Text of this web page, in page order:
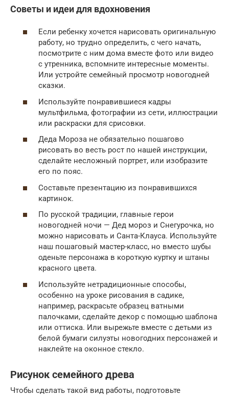
Советы и идеи для вдохновения
Если ребенку хочется нарисовать оригинальную
работу, но трудно определить, с чего начать,
посмотрите с ним дома вместе фото или видео
с утренника, вспомните интересные моменты.
Или устройте семейный просмотр новогодней
сказки.
Используйте понравившиеся кадры
мультфильма, фотографии из сети, иллюстрации
или раскраски для срисовки.
Деда Мороза не обязательно пошагово
рисовать во весть рост по нашей инструкции,
сделайте несложный портрет, или изобразите
его по пояс.
Составьте презентацию из понравившихся
картинок.
По русской традиции, главные герои
новогодней ночи — Дед мороз и Снегурочка, но
можно нарисовать и Санта-Клауса. Используйте
наш пошаговый мастер-класс, но вместо шубы
оденьте персонажа в короткую куртку и штаны
красного цвета.
Используйте нетрадиционные способы,
особенно на уроке рисования в садике,
например, раскрасьте образец ватными
палочками, сделайте декор с помощью шаблона
или оттиска. Или вырежьте вместе с детьми из
белой бумаги силуэты новогодних персонажей и
наклейте на оконное стекло.
Рисунок семейного древа
Чтобы сделать такой вид работы, подготовьте